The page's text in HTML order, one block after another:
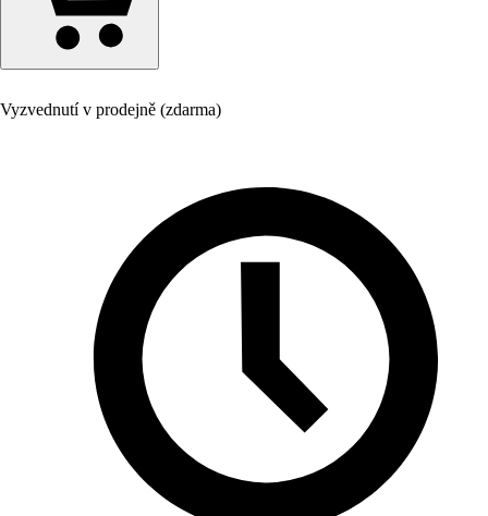
Vyzvednutí v prodejně (zdarma)